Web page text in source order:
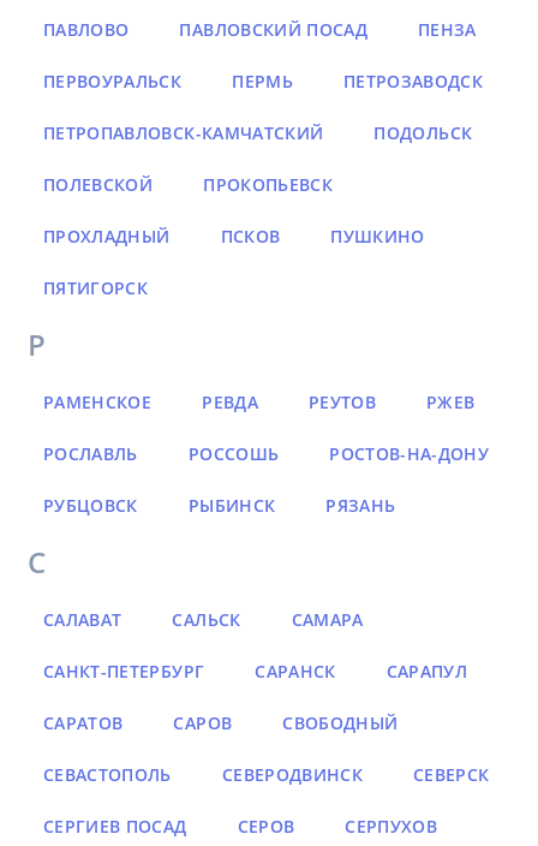
ПАВЛОВО ПАВЛОВСКИЙ ПОСАД ПЕНЗА
ПЕРВОУРАЛЬСК ПЕРМЬ ПЕТРОЗАВОДСК
ПЕТРОПАВЛОВСК-КАМЧАТСКИЙ ПОДОЛЬСК
ПОЛЕВСКОЙ ПРОКОПЬЕВСК
ПРОХЛАДНЫЙ ПСКОВ ПУШКИНО
ПЯТИГОРСК
Р
РАМЕНСКОЕ РЕВДА РЕУТОВ РЖЕВ
РОСЛАВЛЬ РОССОШЬ РОСТОВ-НА-ДОНУ
РУБЦОВСК РЫБИНСК РЯЗАНЬ
С
САЛАВАТ САЛЬСК САМАРА
САНКТ-ПЕТЕРБУРГ САРАНСК САРАПУЛ
САРАТОВ САРОВ СВОБОДНЫЙ
СЕВАСТОПОЛЬ СЕВЕРОДВИНСК СЕВЕРСК
СЕРГИЕВ ПОСАД СЕРОВ СЕРПУХОВ